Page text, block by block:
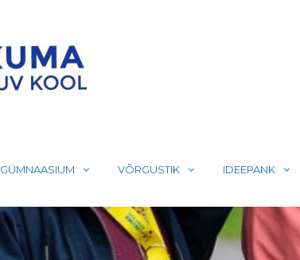
GÜMNAASIUM VÕRGUSTIK IDEEPANK